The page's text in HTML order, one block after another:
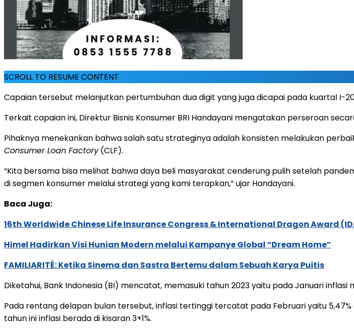
SCROLL TO RESUME CONTENT
Capaian tersebut melanjutkan pertumbuhan dua digit yang juga dicapai pada kuartal I-
Terkait capaian ini, Direktur Bisnis Konsumer BRI Handayani mengatakan perseroan
Pihaknya menekankan bahwa salah satu strateginya adalah konsisten melakukan
Consumer Loan Factory(CLF).
“Kita bersama bisa melihat bahwa daya beli masyarakat cenderung pulih setelah
di segmen konsumer melalui strategi yang kami terapkan,” ujar Handayani.
Baca Juga:
16th Worldwide Chinese Life Insurance Congress & International Dragon Award
Himel Hadirkan Visi Hunian Modern melalui Kampanye Global “Dream Home”
FAMILIARITÉ: Ketika Sinema dan Sastra Bertemu dalam Sebuah Karya Puitis
Diketahui, Bank Indonesia (BI) mencatat, memasuki tahun 2023 yaitu pada Januari inflasi
Pada rentang delapan bulan tersebut, inflasi tertinggi tercatat pada Februari yaitu
tahun ini inflasi berada di kisaran 3+1%.